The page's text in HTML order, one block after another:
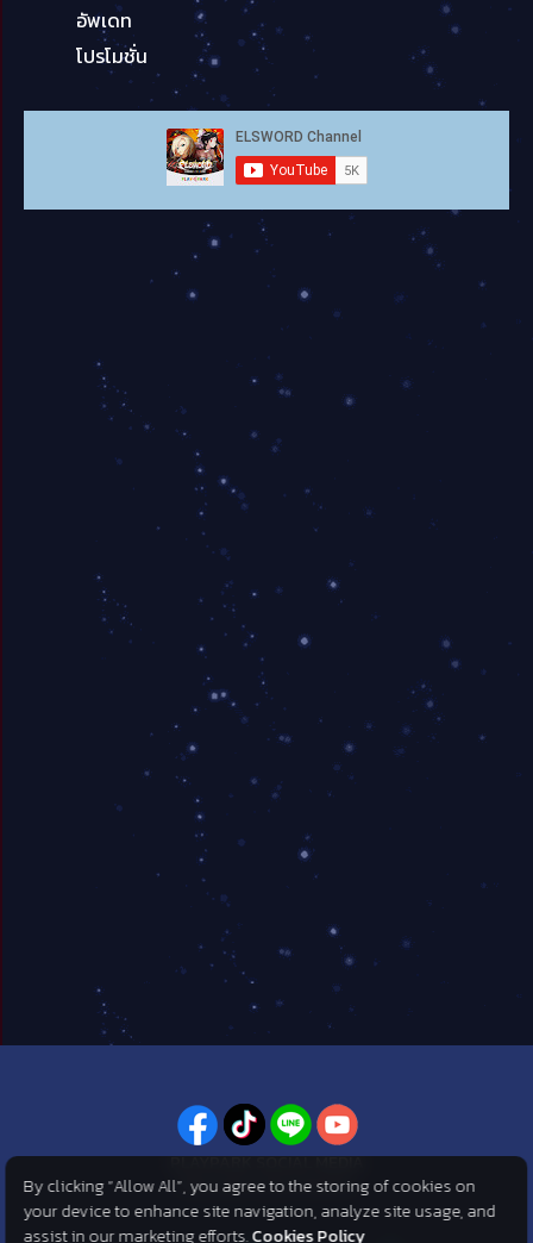
อัพเดท
โปรโมชั่น
PLAYPARK SOCIAL MEDIA
ไม่พลาดทุกข่าวสารจาก PlayPark
By clicking “Allow All”, you agree to the storing of cookies on
your device to enhance site navigation, analyze site usage, and
assist in our marketing efforts.Cookies Policy